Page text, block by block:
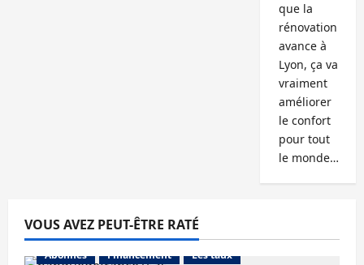
que la
rénovation
avance à
Lyon, ça va
vraiment
améliorer
le confort
pour tout
le monde…
VOUS AVEZ PEUT-ÊTRE RATÉ
Abonnés Financement Les taux